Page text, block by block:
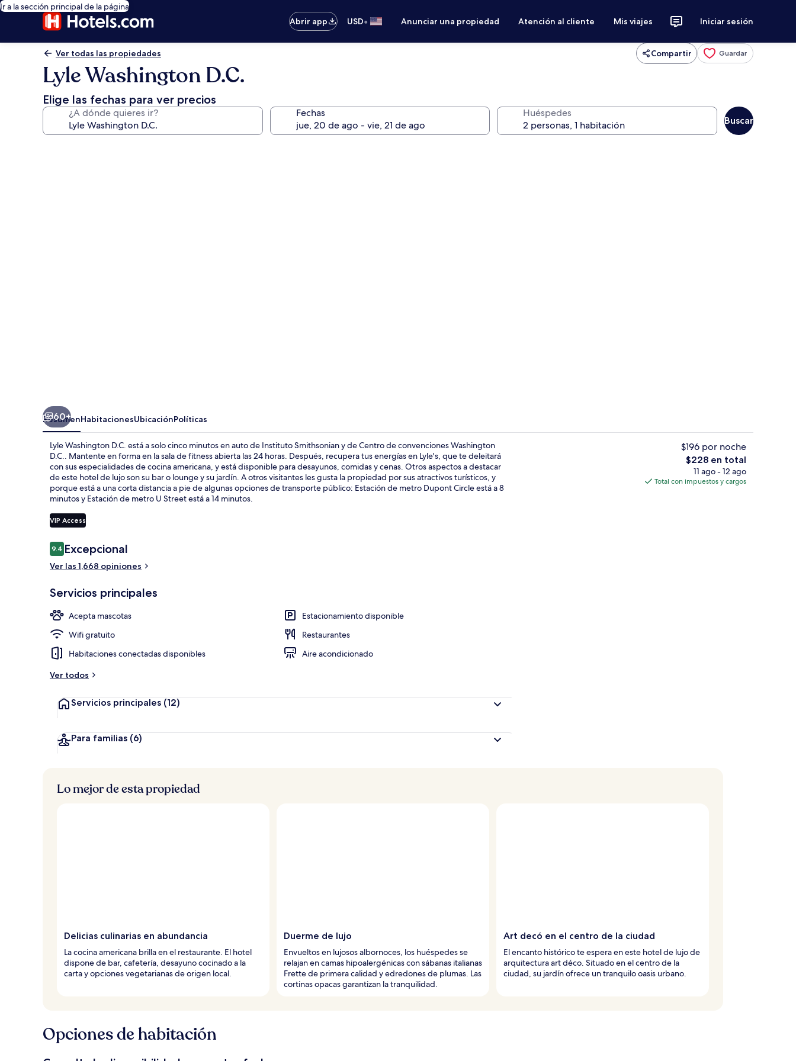
Ir a la sección principal de la página
Abrir app
USD• Anunciar una propiedad Atención al cliente Mis viajes Iniciar sesión
Ver todas las propiedades Compartir Guardar
Lyle Washington D.C.
Elige las fechas para ver precios
¿A dónde quieres ir? Fechas Huéspedes
Buscar
Bar (en la propiedad) Vista desde la habitación
60+
ResumenHabitacionesUbicaciónPolíticas
Lyle Washington D.C. está a solo cinco minutos en auto de Instituto Smithsonian y de Centro de convenciones Washington
D.C.. Mantente en forma en la sala de fitness abierta las 24 horas. Después, recupera tus energías en Lyle's, que te deleitará
con sus especialidades de cocina americana, y está disponible para desayunos, comidas y cenas. Otros aspectos a destacar
de este hotel de lujo son su bar o lounge y su jardín. A otros visitantes les gusta la propiedad por sus atractivos turísticos, y
porque está a una corta distancia a pie de algunas opciones de transporte público: Estación de metro Dupont Circle está a 8
minutos y Estación de metro U Street está a 14 minutos.
VIP Access
Opiniones
9.49.4 de 10,
Excepcional
Ver las 1,668 opiniones
Servicios principales
Acepta mascotas
Estacionamiento disponible
Wifi gratuito
Restaurantes
Habitaciones conectadas disponibles
Aire acondicionado
Ver todos
Servicios principales (12)
Para familias (6)
$196 por noche
El
precio
total
$228 en total
11 ago - 12 ago
Total con impuestos y cargos
Lo mejor de esta propiedad
Delicias culinarias en abundancia
La cocina americana brilla en el restaurante. El hotel
dispone de bar, cafetería, desayuno cocinado a la
carta y opciones vegetarianas de origen local.
Duerme de lujo
Envueltos en lujosos albornoces, los huéspedes se
relajan en camas hipoalergénicas con sábanas italianas
Frette de primera calidad y edredones de plumas. Las
cortinas opacas garantizan la tranquilidad.
Art decó en el centro de la ciudad
El encanto histórico te espera en este hotel de lujo de
arquitectura art déco. Situado en el centro de la
ciudad, su jardín ofrece un tranquilo oasis urbano.
Opciones de habitación